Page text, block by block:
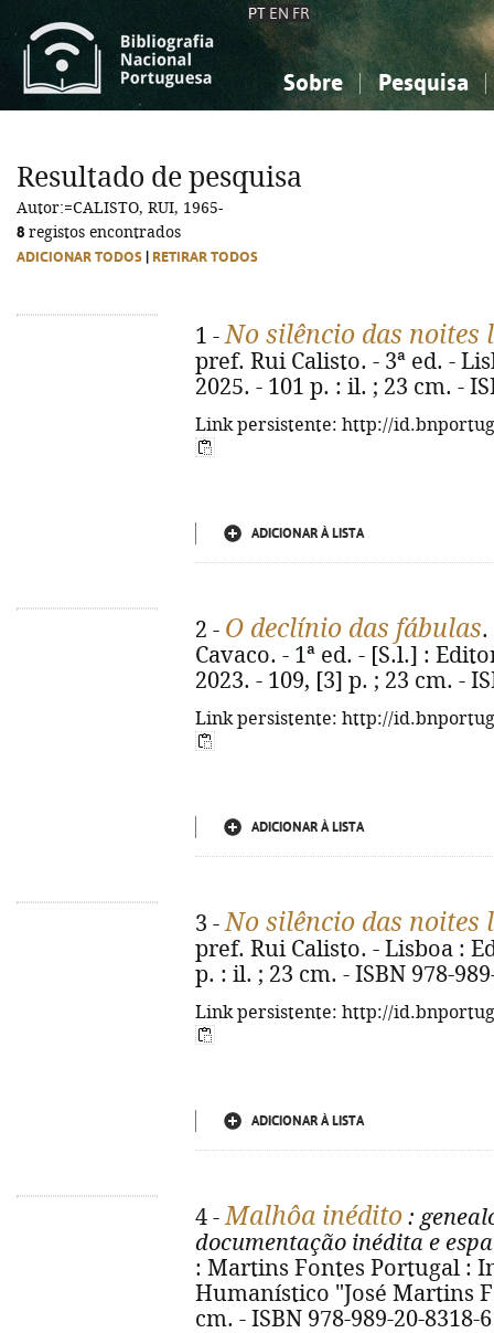
PT EN FR
Sobre Pesquisa
Ciências sociais...
Ciências sociais...
Resultado de pesquisa
Autor:=CALISTO, RUI, 1965-
8 registos encontrados
ADICIONAR TODOS RETIRAR TODOS
1 -No silêncio das noites
pref. Rui Calisto. - 3ª ed. -
2025. - 101 p. : il. ; 23 cm. -
Link persistente: http://
ADICIONAR À LISTA
2 - O declínio das fábulas.
Cavaco. - 1ª ed. - [S.l.] :
2023. - 109, [3] p. ; 23 cm. -
Link persistente: http://
ADICIONAR À LISTA
3 -No silêncio das noites
pref. Rui Calisto. - Lisboa :
p. : il. ; 23 cm. - ISBN 978-
Link persistente: http://
ADICIONAR À LISTA
4 -Malhôa inédito :
documentação inédita e
: Martins Fontes Portugal :
Humanístico "José Martins
cm. - ISBN 978-989-20-8318-6